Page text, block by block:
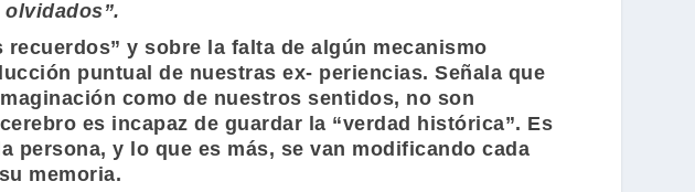
y sobre la falta de algún mecanismo
puntual de nuestras ex- periencias. Señala que
como de nuestros sentidos, no son
es incapaz de guardar la “verdad histórica”. Es
persona, y lo que es más, se van modificando cada
memoria.